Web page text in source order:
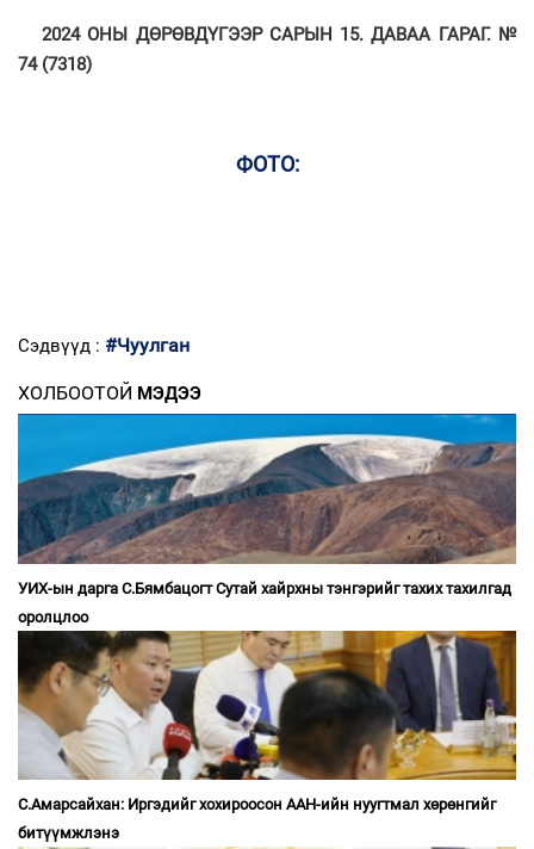
2024 ОНЫ ДӨРӨВДҮГЭЭР САРЫН 15. ДАВАА ГАРАГ. №
74 (7318)
ФОТО:
Сэдвүүд : #Чуулган
ХОЛБООТОЙ МЭДЭЭ
УИХ-ын дарга С.Бямбацогт Сутай хайрхны тэнгэрийг тахих тахилгад
оролцлоо
С.Амарсайхан: Иргэдийг хохироосон ААН-ийн нуугтмал хөрөнгийг
битүүмжлэнэ